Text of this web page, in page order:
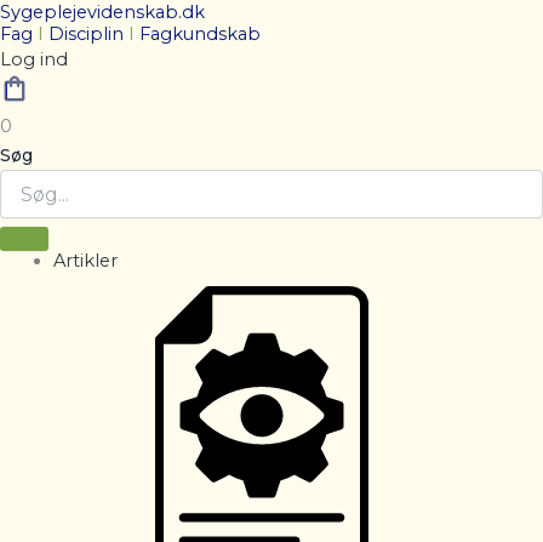
Sygeplejevidenskab.dk
Fag
Disciplin
Fagkundskab
Log ind
0
Søg
Artikler